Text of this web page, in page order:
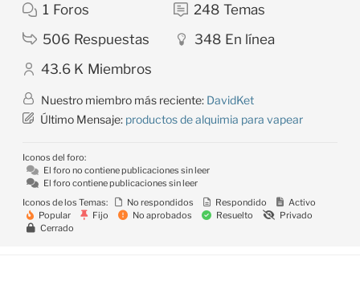
1 Foros 248 Temas
506 Respuestas 348 En línea
43.6 K Miembros
Nuestro miembro más reciente: DavidKet
Último Mensaje: productos de alquimia para vapear
Iconos del foro:
El foro no contiene publicaciones sin leer
El foro contiene publicaciones sin leer
Iconos de los Temas:
No respondidos Respondido
Activo
Popular
Fijo No aprobados Resuelto
Privado
Cerrado